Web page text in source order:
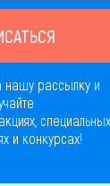
нашу рассылку и
специальных
и конкурсах!